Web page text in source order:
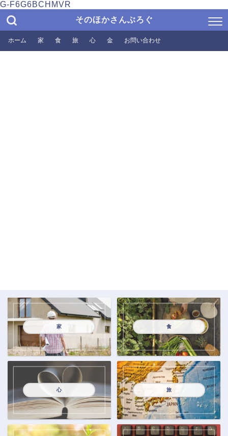
G-F6G6BCHMVR
そのほかさんぶろぐ
ホーム 家 食 旅 心 金 お問い合わせ
家 食
心 旅